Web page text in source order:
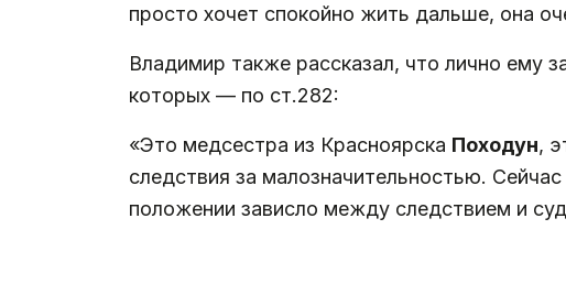
просто хочет спокойно жить дальше, она
Владимир также рассказал, что лично ему
которых — по ст.282:
«Это медсестра из Красноярска Походун,
следствия за малозначительностью.
положении зависло между следствием и